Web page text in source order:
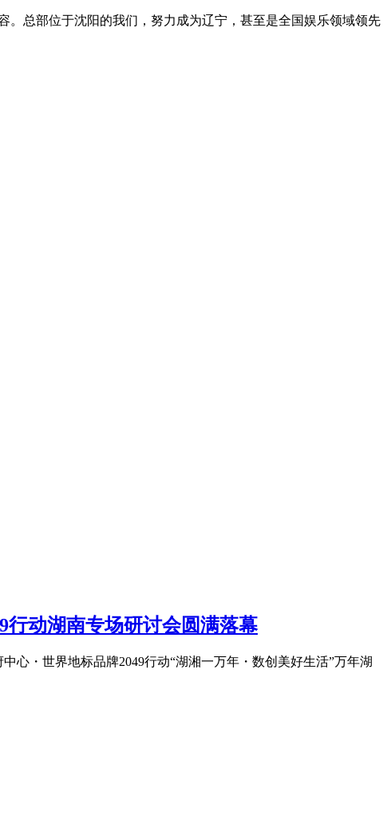
总部位于沈阳的我们，努力成为辽宁，甚至是全国娱乐领域领先
动湖南专场研讨会圆满落幕
・世界地标品牌2049行动“湖湘一万年・数创美好生活”万年湖